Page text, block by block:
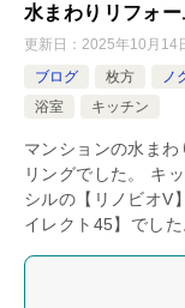
水まわりリフォ
更新日： 2025年10月14
ブログ
枚方 ノ
浴室
キッチン
マンションの水ま
リングでした。 キ
シルの【リノビオV
イレクト45】で